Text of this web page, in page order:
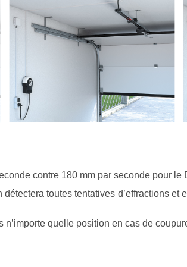
contre 180 mm par seconde pour le
toutes tentatives d’effractions
quelle position en cas de